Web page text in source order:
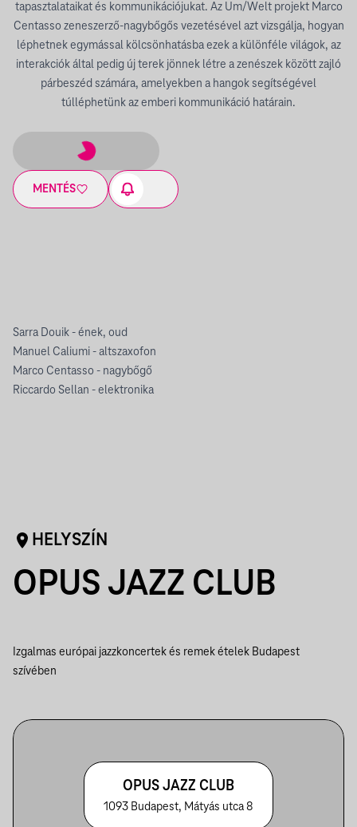
tapasztalataikat és kommunikációjukat. Az Um/Welt projekt Marco
Centasso zeneszerző-nagybőgős vezetésével azt vizsgálja, hogyan
léphetnek egymással kölcsönhatásba ezek a különféle világok, az
interakciók által pedig új terek jönnek létre a zenészek között zajló
párbeszéd számára, amelyekben a hangok segítségével
túlléphetünk az emberi kommunikáció határain.
MENTÉS
Sarra Douik - ének, oud
Manuel Caliumi - altszaxofon
Marco Centasso - nagybőgő
Riccardo Sellan - elektronika
HELYSZÍN
OPUS JAZZ CLUB
Izgalmas európai jazzkoncertek és remek ételek Budapest
szívében
OPUS JAZZ CLUB
1093 Budapest, Mátyás utca 8